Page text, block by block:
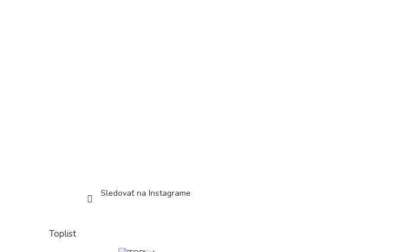
Sledovať na Instagrame
Toplist